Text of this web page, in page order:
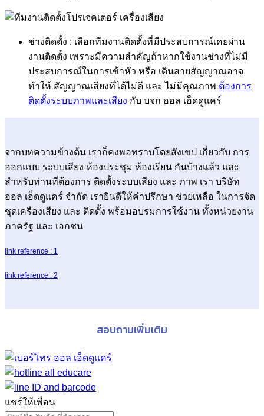
ช่างติดตั้ง : เลือกทีมงานติดตั้งที่มีประสบการณ์เคยผ่าน
งานติดตั้ง เพราะมีความสำคัญถ้าหากใช้งานช่างที่ไม่มี
ประสบการณ์ในการเข้าหัว หรือ เดินสายสัญญาณอาจ
ทำให้ สัญญาณเสียงที่ได้ไม่ดี และ ไม่มีคุณภาพ ต้องการ
ติดตั้งระบบภาพและเสียง กับ บจก ออล เอ็ดดูแคร์
จากบทความข้างต้น เราก็คงพอทราบโดยสังเขป เกี่ยวกับ การ
ออกแบบ ระบบเสียง ห้องประชุม ห้องเรียน กันบ้างแล้ว และ
สำหรับท่านที่ต้องการ ติดตั้งระบบเสียง และ ภาพ เรา บริษัท
ออล เอ็ดดูแคร์ จำกัด เรายินดีให้คำปรึกษา ช่วยเหลือ ในการจัด
ชุดเครืองเสียง และ ติดตั้ง พร้อมอบรมการใช้งาน ทั้งหน่วยงาน
ภาครัฐ และ เอกชน
link reference : 1
link reference : 2
สอบถามเพิ่มเติม
แชร์ให้เพื่อน